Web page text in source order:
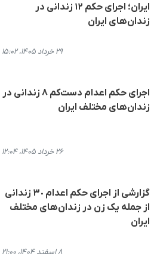
ایران؛ اجرای حکم ۱۲ زندانی در
زندان‌های ایران
۲۹ خرداد ۱۴۰۵، ۱۵:۰۲
اجرای حکم اعدام دست‌کم ۸ زندانی در
زندان‌های مختلف ایران
۲۶ خرداد ۱۴۰۵، ۱۲:۰۴
گزارشی از اجرای حکم اعدام ٣٠ زندانی
از جملە یک زن در زندان‌های مختلف
ایران
۸ اسفند ۱۴۰۴، ۲۱:۰۰